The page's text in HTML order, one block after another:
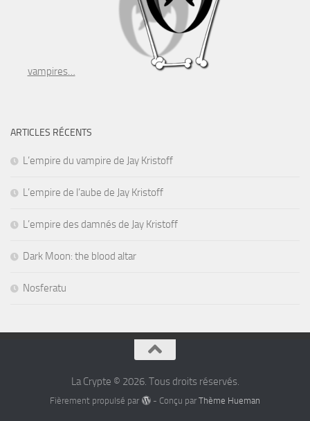
vampires…
ARTICLES RÉCENTS
L’empire du vampire de Jay Kristoff
L’empire de l’aube de Jay Kristoff
L’empire des damnés de Jay Kristoff
Dark Moon: the blood altar
Nosferatu
La Crypte © 2026. Tous droits réservés.
Fièrement propulsé par - Conçu par Thème Hueman